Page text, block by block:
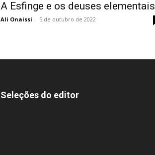
A Esfinge e os deuses elementais
Ali Onaissi - 5 de outubro de 2022
Seleções do editor